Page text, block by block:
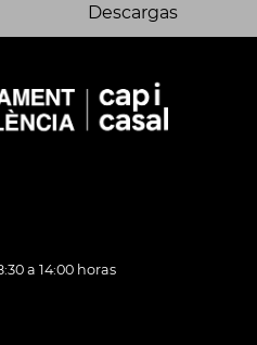
Descargas
a 14:00 horas